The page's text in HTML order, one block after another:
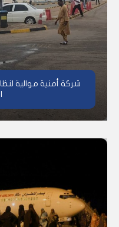
شركة أمنية موالية